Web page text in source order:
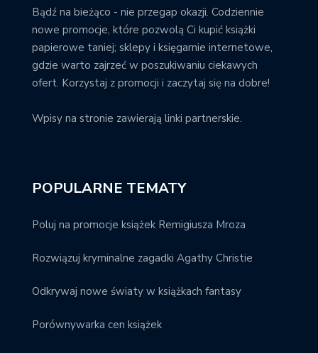
Bądź na bieżąco - nie przegap okazji. Codziennie
nowe promocje, które pozwolą Ci kupić książki
papierowe taniej; sklepy i księgarnie internetowe,
gdzie warto zajrzeć w poszukiwaniu ciekawych
ofert. Korzystaj z promocji i zaczytaj się na dobre!
Wpisy na stronie zawierają linki partnerskie.
POPULARNE TEMATY
Poluj na promocje książek Remigiusza Mroza
Rozwiązuj kryminalne zagadki Agathy Christie
Odkrywaj nowe światy w książkach fantasy
Porównywarka cen książek